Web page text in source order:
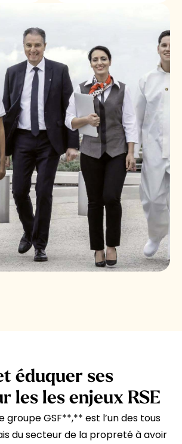
éduquer ses
les les enjeux RSE
groupe GSF**,** est l’un des tous
du secteur de la propreté à avoir